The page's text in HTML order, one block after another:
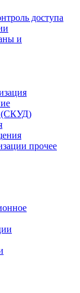
доступа
и
(СКУД)
прочее